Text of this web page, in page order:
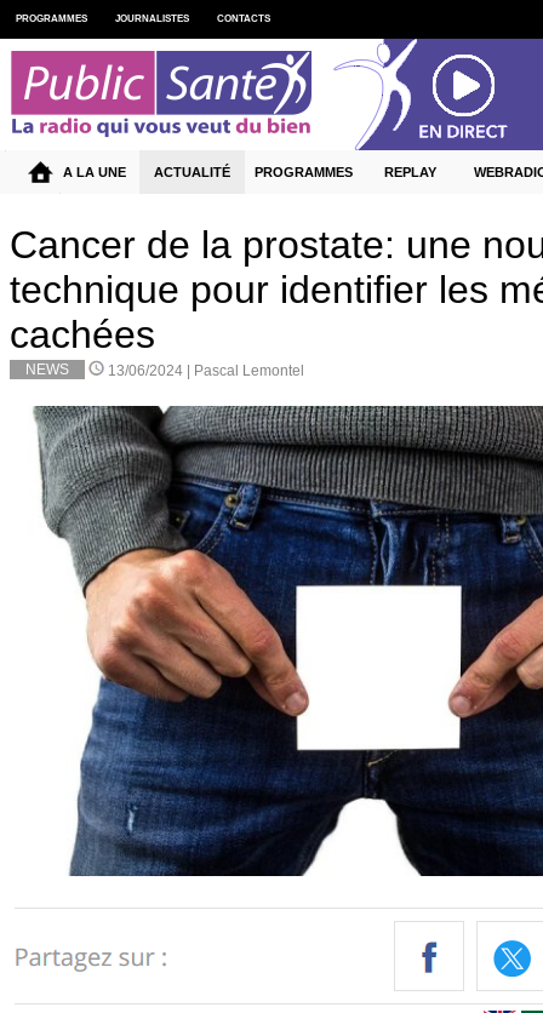
Cancer de la prostate: une
technique pour identifier les
cachées
NEWS 13/06/2024 | Pascal Lemontel
PROGRAMMES JOURNALISTES CONTACTS
A LA UNE ACTUALITÉ PROGRAMMES REPLAY